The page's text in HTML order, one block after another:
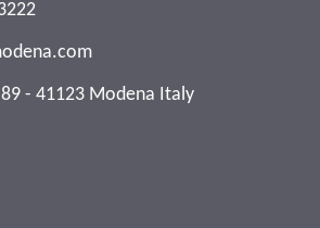
- 41123 Modena Italy